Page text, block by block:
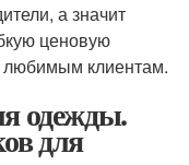
а значит
ценовую
клиентам.
одежды.
для